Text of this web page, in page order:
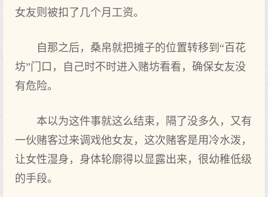
女友则被扣了几个月工资。
自那之后，桑帛就把摊子的位置转移到“百花
坊”门口，自己时不时进入赌坊看看，确保女友没
有危险。
本以为这件事就这么结束，隔了没多久，又有
一伙赌客过来调戏他女友，这次赌客是用冷水泼，
让女性湿身，身体轮廓得以显露出来，很幼稚低级
的手段。